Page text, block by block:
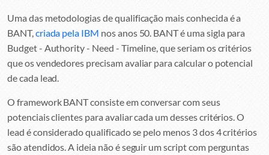
Uma das metodologias de qualificação mais conhecida é a
BANT,criada pela IBM nos anos 50. BANT é uma sigla para
Budget - Authority - Need - Timeline, que seriam os critérios
que os vendedores precisam avaliar para calcular o potencial
de cada lead.
O framework BANT consiste em conversar com seus
potenciais clientes para avaliar cada um desses critérios. O
lead é considerado qualificado se pelo menos 3 dos 4 critérios
são atendidos. A ideia não é seguir um script com perguntas